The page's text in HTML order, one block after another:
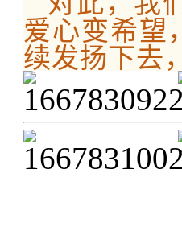
爱心变希望
续发扬下去